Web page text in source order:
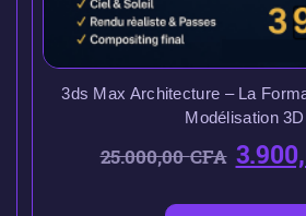
3ds Max Architecture – La
Modélisation 3D
25.000,00CFA